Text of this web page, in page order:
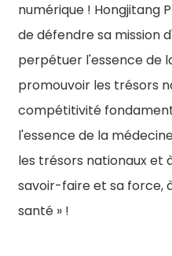
numérique ! Hongjitang
de défendre sa mission
perpétuer l'essence de
promouvoir les trésors
compétitivité
l'essence de la
les trésors nationaux et
savoir-faire et sa force,
santé » !